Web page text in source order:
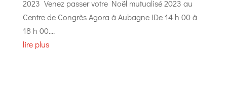
2023 Venez passer votre Noël mutualisé 2023 au
Centre de Congrès Agora à Aubagne !De 14 h 00 à
18 h 00....
lire plus